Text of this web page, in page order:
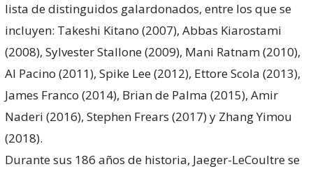
lista de distinguidos galardonados, entre los que se
incluyen: Takeshi Kitano (2007), Abbas Kiarostami
(2008), Sylvester Stallone (2009), Mani Ratnam (2010),
Al Pacino (2011), Spike Lee (2012), Ettore Scola (2013),
James Franco (2014), Brian de Palma (2015), Amir
Naderi (2016), Stephen Frears (2017) y Zhang Yimou
(2018).
Durante sus 186 años de historia, Jaeger-LeCoultre se